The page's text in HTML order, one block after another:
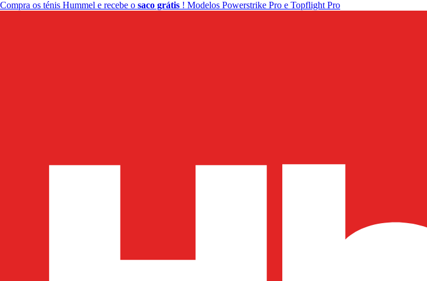
Compra os ténis Hummel e recebe o saco grátis ! Modelos Powerstrike Pro e Topflight Pro